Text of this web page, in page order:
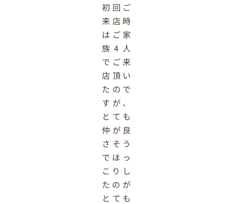
初回ご
来店時
はご家
族4人
でご来
店頂い
たので
すが、
とても
仲が良
さそう
でほっ
こりし
たのが
とても